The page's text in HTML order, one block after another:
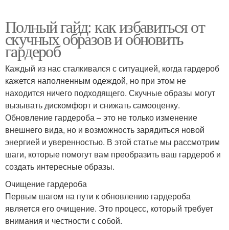
Полный гайд: как избавиться от
скучных образов и обновить
гардероб
Каждый из нас сталкивался с ситуацией, когда гардероб
кажется наполненным одеждой, но при этом не
находится ничего подходящего. Скучные образы могут
вызывать дискомфорт и снижать самооценку.
Обновление гардероба – это не только изменение
внешнего вида, но и возможность зарядиться новой
энергией и уверенностью. В этой статье мы рассмотрим
шаги, которые помогут вам преобразить ваш гардероб и
создать интересные образы.
Очищение гардероба
Первым шагом на пути к обновлению гардероба
является его очищение. Это процесс, который требует
внимания и честности с собой.